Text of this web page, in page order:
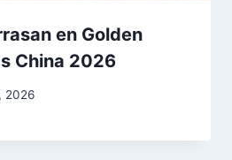
en Golden
China 2026
2026